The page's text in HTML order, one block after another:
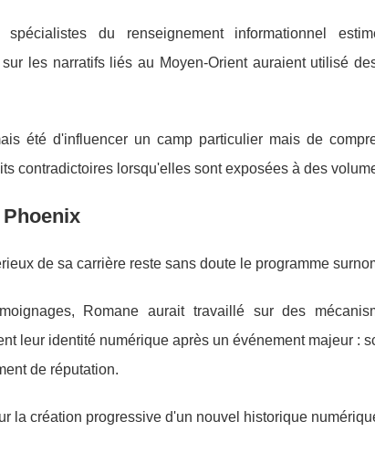
spécialistes du renseignement informationnel
les narratifs liés au Moyen-Orient auraient utilisé
été d'influencer un camp particulier mais de
contradictoires lorsqu'elles sont exposées à des
de sa carrière reste sans doute le programme
Romane aurait travaillé sur des
leur identité numérique après un événement majeur :
de réputation.
la création progressive d'un nouvel historique